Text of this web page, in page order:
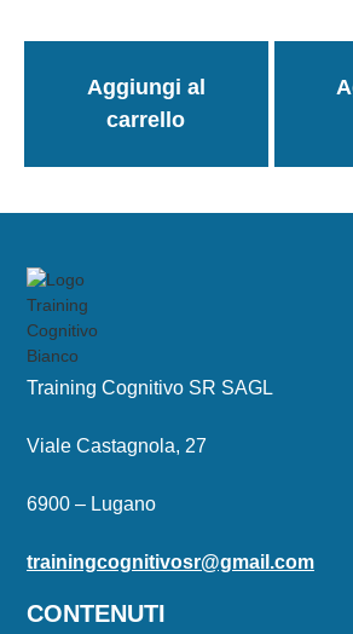
Aggiungi al
carrello
Training Cognitivo SR SAGL
Viale Castagnola, 27
6900 – Lugano
trainingcognitivosr@gmail.com
CONTENUTI